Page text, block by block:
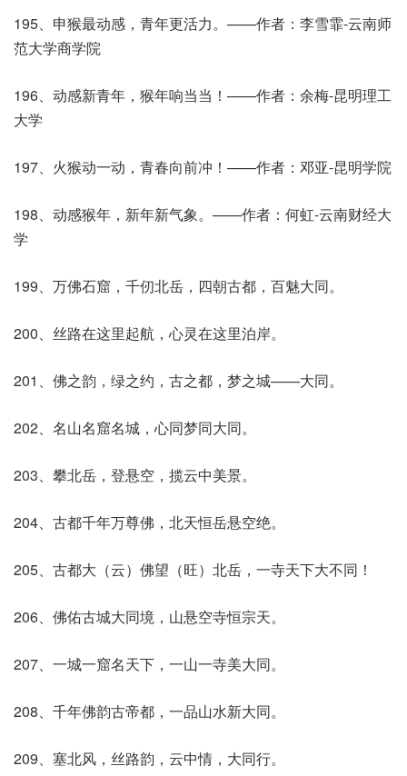
195、申猴最动感，青年更活力。——作者：李雪霏-云南师
范大学商学院
196、动感新青年，猴年响当当！——作者：余梅-昆明理工
大学
197、火猴动一动，青春向前冲！——作者：邓亚-昆明学院
198、动感猴年，新年新气象。——作者：何虹-云南财经大
学
199、万佛石窟，千仞北岳，四朝古都，百魅大同。
200、丝路在这里起航，心灵在这里泊岸。
201、佛之韵，绿之约，古之都，梦之城——大同。
202、名山名窟名城，心同梦同大同。
203、攀北岳，登悬空，揽云中美景。
204、古都千年万尊佛，北天恒岳悬空绝。
205、古都大（云）佛望（旺）北岳，一寺天下大不同！
206、佛佑古城大同境，山悬空寺恒宗天。
207、一城一窟名天下，一山一寺美大同。
208、千年佛韵古帝都，一品山水新大同。
209、塞北风，丝路韵，云中情，大同行。